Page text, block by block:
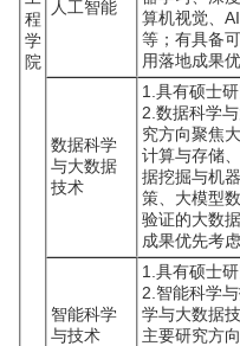
程
学
院
人工智能
算机视觉、
等；有具备
用落地成果
数据科学
与大数据
技术
1.具有硕士
2.数据科学
究方向聚焦
计算与存储
据挖掘与机
策、大模型
验证的大数
成果优先考虑
智能科学
与技术
1.具有硕士
2.智能科学
学与大数据
主要研究方